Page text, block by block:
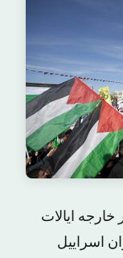
ایالات
اسراییل